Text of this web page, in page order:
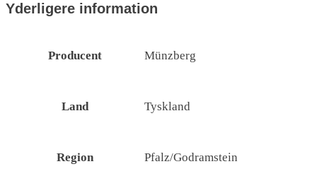
Yderligere information
Producent Münzberg
Land Tyskland
Region Pfalz/Godramstein